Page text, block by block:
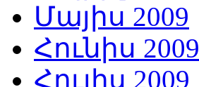
Մայիս 2009
Հունիս 2009
Հուլիս 2009